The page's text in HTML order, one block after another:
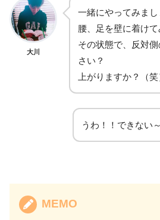
大川
一緒にやってみまし
腰、足を壁に着けて
その状態で、反対
さい？
上がりますか？（笑
うわ！！できない
MEMO